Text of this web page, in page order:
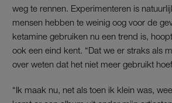
weg te rennen. Experimenteren is
mensen hebben te weinig oog voor de
ketamine gebruiken nu een trend is,
ook een eind kent. “Dat we er straks als
over weten dat het niet meer gebruikt
“Ik maak nu, net als toen ik klein was,